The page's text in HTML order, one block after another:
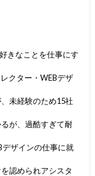
きなことを仕事にす
クター・WEBデザ
未経験のため15社
が、過酷すぎて耐
デザインの仕事に就
認められアシスタ